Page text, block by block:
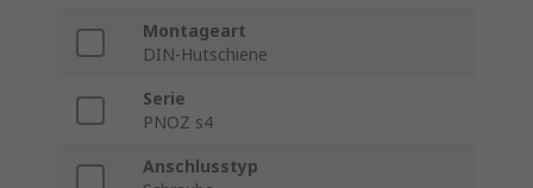
Montageart
DIN-Hutschiene
Serie
PNOZ s4
Anschlusstyp